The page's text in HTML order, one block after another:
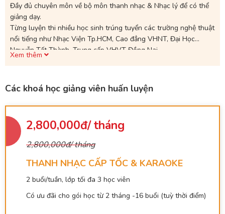
điển, jazz
Đầy đủ chuyên môn về bộ môn thanh nhạc & Nhạc lý để có thể
giảng dạy.
Từng luyện thi nhiều học sinh trúng tuyển các trường nghệ thuật
nổi tiếng như Nhạc Viện Tp.HCM, Cao đẳng VHNT, Đại Học
Nguyễn Tất Thành, Trung cấp VHVT Đồng Nai...
Tuyệt Đỉnh Song Ca Nhí 2019...
Xem thêm
Các khoá học giảng viên huấn luyện
2,800,000đ/ tháng
2,800,000đ/ tháng
THANH NHẠC CẤP TỐC & KARAOKE
2 buổi/tuần, lớp tối đa 3 học viên
Có ưu đãi cho gói học từ 2 tháng -16 buổi (tuỳ thời điểm)